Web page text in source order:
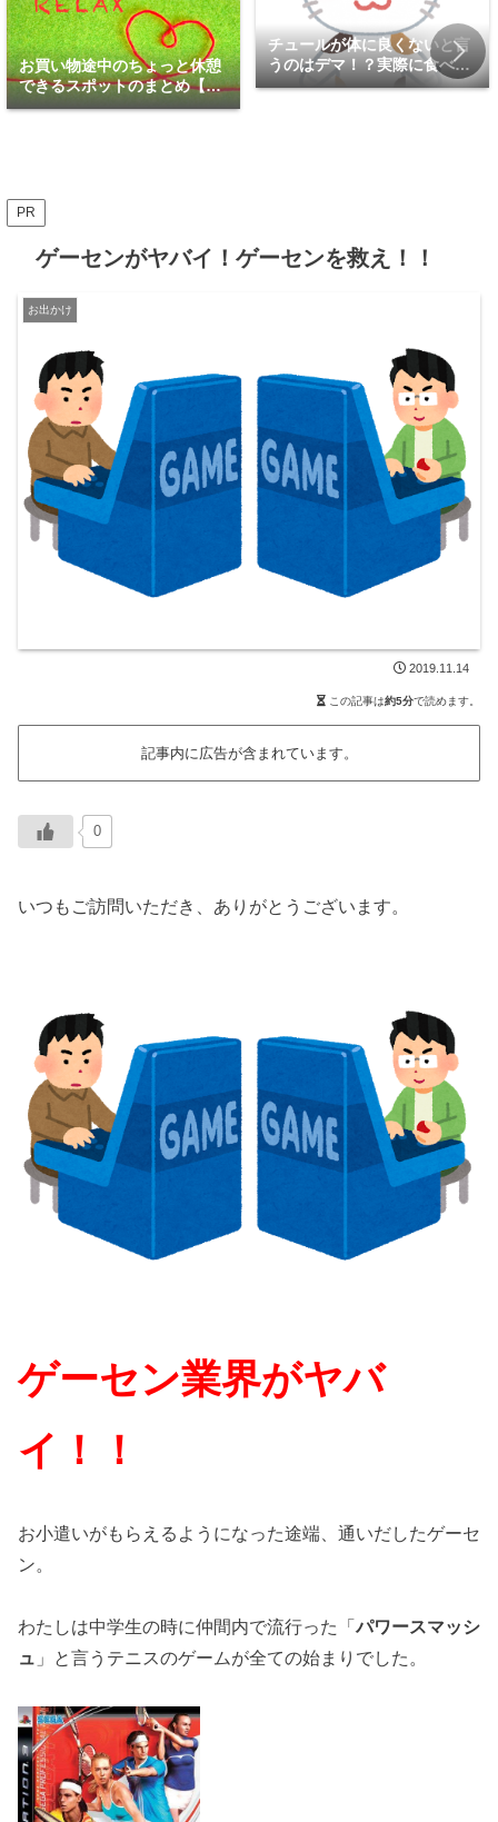
お買い物途中のちょっと休憩
できるスポットのまとめ【福
岡天神エリア編】
チュールが体に良くないと言
うのはデマ！？実際に食べて
みた！
PR
ゲーセンがヤバイ！ゲーセンを救え！！
お出かけ
2019.11.14
この記事は約5分で読めます。
記事内に広告が含まれています。
0
いつもご訪問いただき、ありがとうございます。
ゲーセン業界がヤバ
イ！！
お小遣いがもらえるようになった途端、通いだしたゲーセ
ン。
わたしは中学生の時に仲間内で流行った「 パワースマッシ
ュ 」と言うテニスのゲームが全ての始まりでした。